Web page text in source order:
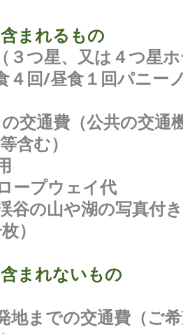
まれるもの
３つ星、又は４つ星
４回/昼食１回パニー
交通費（公共の交通
含む）
ープウェイ代
谷の山や湖の写真付
）
まれないもの
地までの交通費（ご